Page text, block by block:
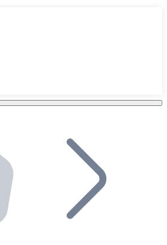
en tu plataforma.
Bitnovo en tu negocio y permite que
en tu ecosistema.